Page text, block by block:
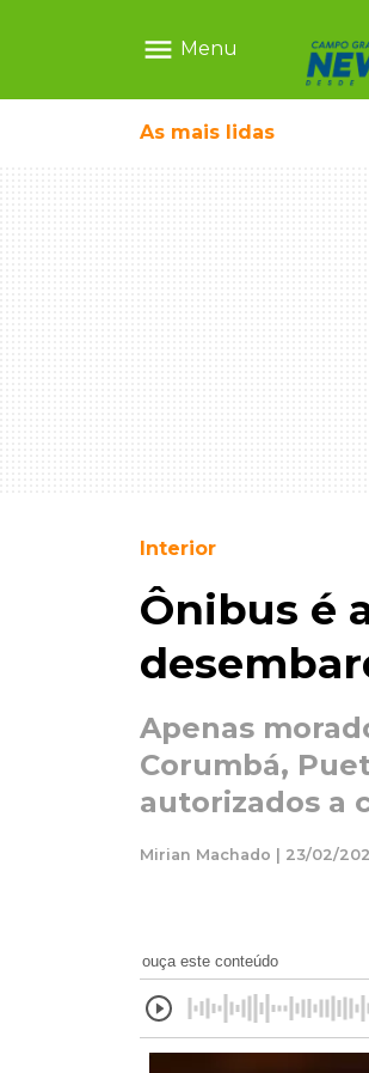
menu Menu
As mais lidas
deixou 4 mortos e 8 feridos
Interior
Ônibus é
Apenas
Corumbá,
autorizados a
Mirian Machado | 23/02/
ouça este conteúdo